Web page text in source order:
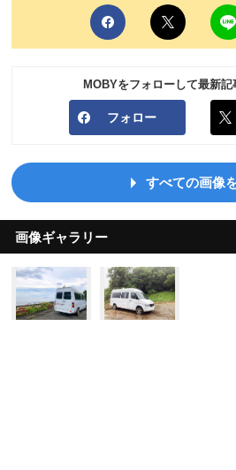
MOBYをフォローして最新記
フォロー
すべての画像
画像ギャラリー